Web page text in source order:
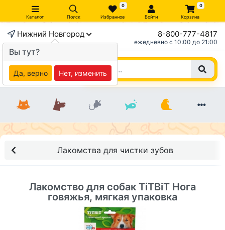
Каталог Поиск
0
Избранное Войти
0
Корзина
Нижний Новгород 8-800-777-4817
ежедневно c 10:00 до 21:00
Лакомства для чистки зубов
Лакомство для собак TiTBiT Нога
говяжья, мягкая упаковка
×
Вы тут?
Да, верно Нет, изменить